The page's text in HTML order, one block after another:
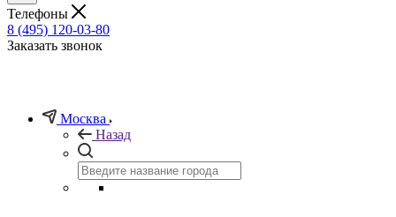
Телефоны
8 (495) 120-03-80
Заказать звонок
Москва
Назад